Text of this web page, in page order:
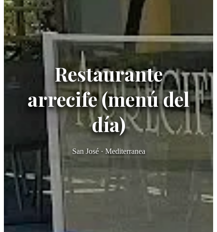
Restaurante
arrecife (menú del
día)
San José · Mediterranea